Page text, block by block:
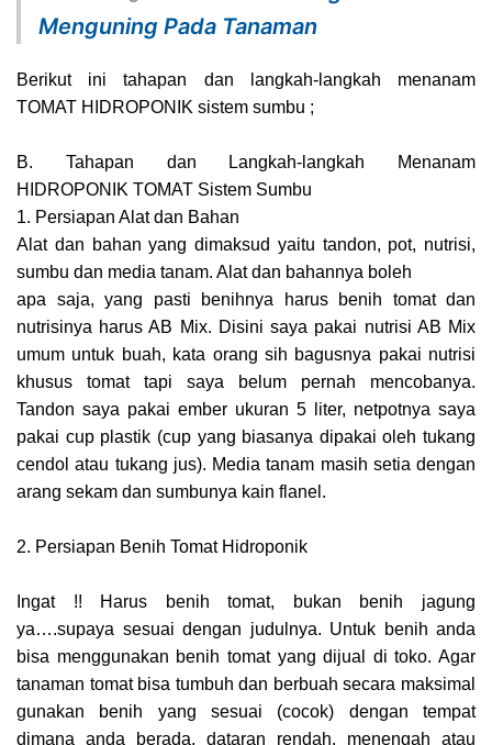
Menguning Pada Tanaman
Berikut ini tahapan dan langkah-langkah menanam
TOMAT HIDROPONIK sistem sumbu ;
B. Tahapan dan Langkah-langkah Menanam
HIDROPONIK TOMAT Sistem Sumbu
1. Persiapan Alat dan Bahan
Alat dan bahan yang dimaksud yaitu tandon, pot, nutrisi,
sumbu dan media tanam. Alat dan bahannya boleh
apa saja, yang pasti benihnya harus benih tomat dan
nutrisinya harus AB Mix. Disini saya pakai nutrisi AB Mix
umum untuk buah, kata orang sih bagusnya pakai nutrisi
khusus tomat tapi saya belum pernah mencobanya.
Tandon saya pakai ember ukuran 5 liter, netpotnya saya
pakai cup plastik (cup yang biasanya dipakai oleh tukang
cendol atau tukang jus). Media tanam masih setia dengan
arang sekam dan sumbunya kain flanel.
2. Persiapan Benih Tomat Hidroponik
Ingat !! Harus benih tomat, bukan benih jagung
ya….supaya sesuai dengan judulnya. Untuk benih anda
bisa menggunakan benih tomat yang dijual di toko. Agar
tanaman tomat bisa tumbuh dan berbuah secara maksimal
gunakan benih yang sesuai (cocok) dengan tempat
dimana anda berada, dataran rendah, menengah atau